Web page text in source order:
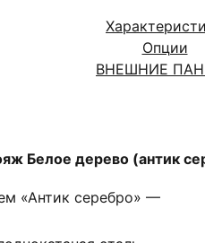
Опции
ВНЕШНИЕ
Белое дерево (антик
«Антик серебро» —